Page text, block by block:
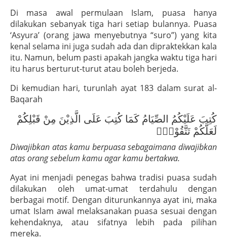
Di masa awal permulaan Islam, puasa hanya
dilakukan sebanyak tiga hari setiap bulannya. Puasa
‘Asyura’ (orang jawa menyebutnya “suro”) yang kita
kenal selama ini juga sudah ada dan dipraktekkan kala
itu. Namun, belum pasti apakah jangka waktu tiga hari
itu harus berturut-turut atau boleh berjeda.
Di kemudian hari, turunlah ayat 183 dalam surat al-
Baqarah
كُتِبَ عَلَيْكُمُ الصِّيَامُ كَمَا كُتِبَ عَلَى الَّذِيْنَ مِنْ قَبْلِكُمْ
لَعَلَّكُمْ تَتَّقُوْنَۙ
Diwajibkan atas kamu berpuasa sebagaimana diwajibkan
atas orang sebelum kamu agar kamu bertakwa.
Ayat ini menjadi penegas bahwa tradisi puasa sudah
dilakukan oleh umat-umat terdahulu dengan
berbagai motif. Dengan diturunkannya ayat ini, maka
umat Islam awal melaksanakan puasa sesuai dengan
kehendaknya, atau sifatnya lebih pada pilihan
mereka.